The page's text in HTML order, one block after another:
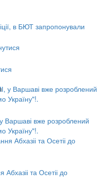
в БЮТ запропонували
Варшаві вже розроблений
Україну"!.
та Осетіі до